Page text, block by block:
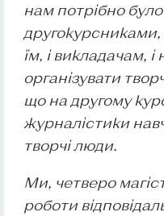
нам потрібно було
другокурсниками,
їм, і викладачам,
організувати
що на другому
журналістики
творчі люди.
Ми, четверо
роботи